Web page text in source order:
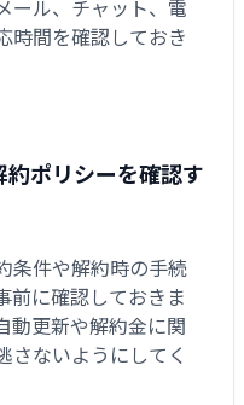
ール、チャット、電
時間を確認しておき
約ポリシーを確認す
条件や解約時の手続
前に確認しておきま
動更新や解約金に関
さないようにしてく